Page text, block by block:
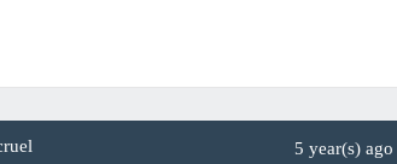
5 year(s) ago